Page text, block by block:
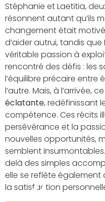
Stéphanie et Laetitia,
résonnent autant qu’ils
changement était
d’aider autrui, tandis
véritable passion à
rencontré des défis : les
l’équilibre précaire entre
l’autre. Mais, à l’arrivée,
éclatante, redéfinissant
compétence. Ces récits
persévérance et la
nouvelles opportunités,
semblent
delà des simples
elle se reflète
la satisfaction